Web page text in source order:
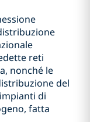
reti
nonché le
del
di
fatta